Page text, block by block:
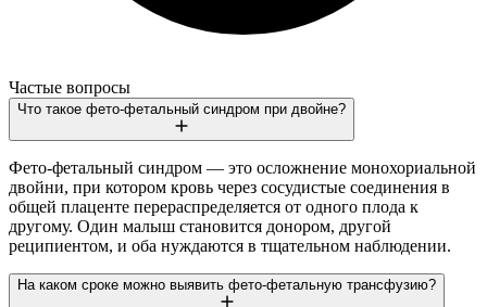
Частые вопросы
Что такое фето-фетальный синдром при двойне?
Фето-фетальный синдром — это осложнение монохориальной
двойни, при котором кровь через сосудистые соединения в
общей плаценте перераспределяется от одного плода к
другому. Один малыш становится донором, другой
реципиентом, и оба нуждаются в тщательном наблюдении.
На каком сроке можно выявить фето-фетальную трансфузию?